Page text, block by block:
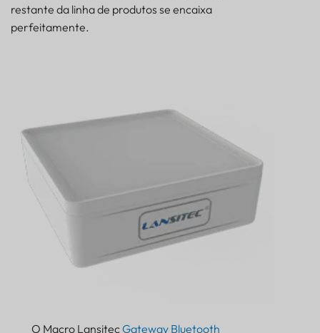
restante da linha de produtos se encaixa
perfeitamente.
O Macro LansitecGateway Bluetooth